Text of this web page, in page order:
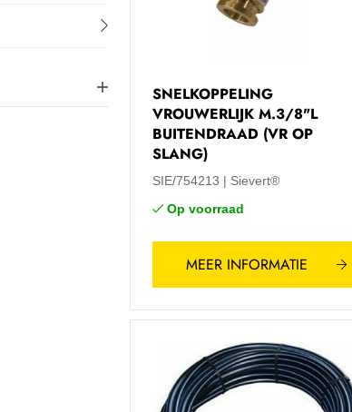
SNELKOPPELING
VROUWERLIJK M.3/8"L
BUITENDRAAD (VR OP
SLANG)
SIE/754213
Sievert®
Op voorraad
MEER INFORMATIE